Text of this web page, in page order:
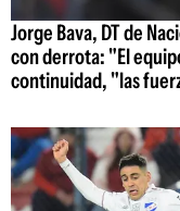
Jorge Bava, DT de
con derrota: "El
continuidad, "las